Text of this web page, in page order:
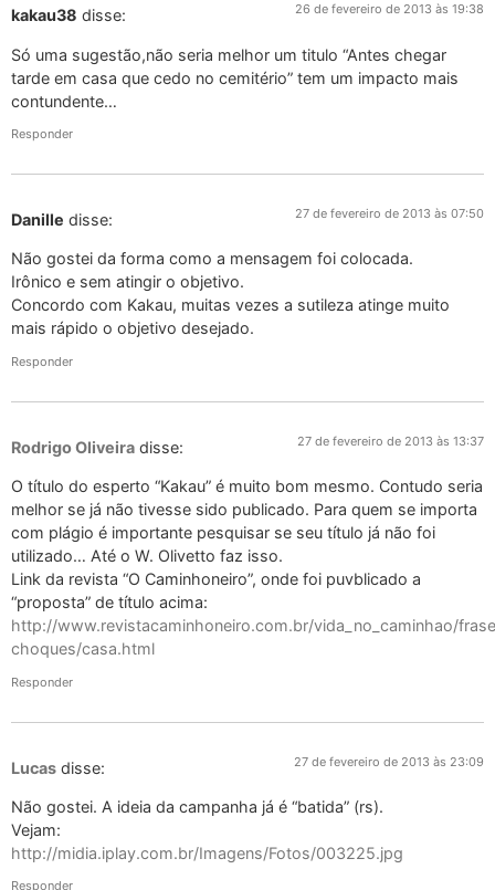
kakau38 disse: 26 de fevereiro de 2013 às 19:38
Só uma sugestão,não seria melhor um titulo “Antes chegar
tarde em casa que cedo no cemitério” tem um impacto mais
contundente…
Responder
Danille disse: 27 de fevereiro de 2013 às 07:50
Não gostei da forma como a mensagem foi colocada.
Irônico e sem atingir o objetivo.
Concordo com Kakau, muitas vezes a sutileza atinge muito
mais rápido o objetivo desejado.
Responder
Rodrigo Oliveira disse: 27 de fevereiro de 2013 às 13:37
O título do esperto “Kakau” é muito bom mesmo. Contudo seria
melhor se já não tivesse sido publicado. Para quem se importa
com plágio é importante pesquisar se seu título já não foi
utilizado… Até o W. Olivetto faz isso.
Link da revista “O Caminhoneiro”, onde foi puvblicado a
“proposta” de título acima:
http://www.revistacaminhoneiro.com.br/vida_no_caminhao/
choques/casa.html
Responder
Lucas disse: 27 de fevereiro de 2013 às 23:09
Não gostei. A ideia da campanha já é “batida” (rs).
Vejam:
http://midia.iplay.com.br/Imagens/Fotos/003225.jpg
Responder